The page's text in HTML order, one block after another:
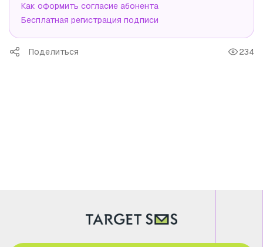
Как оформить согласие абонента
Бесплатная регистрация подписи
Поделиться 234